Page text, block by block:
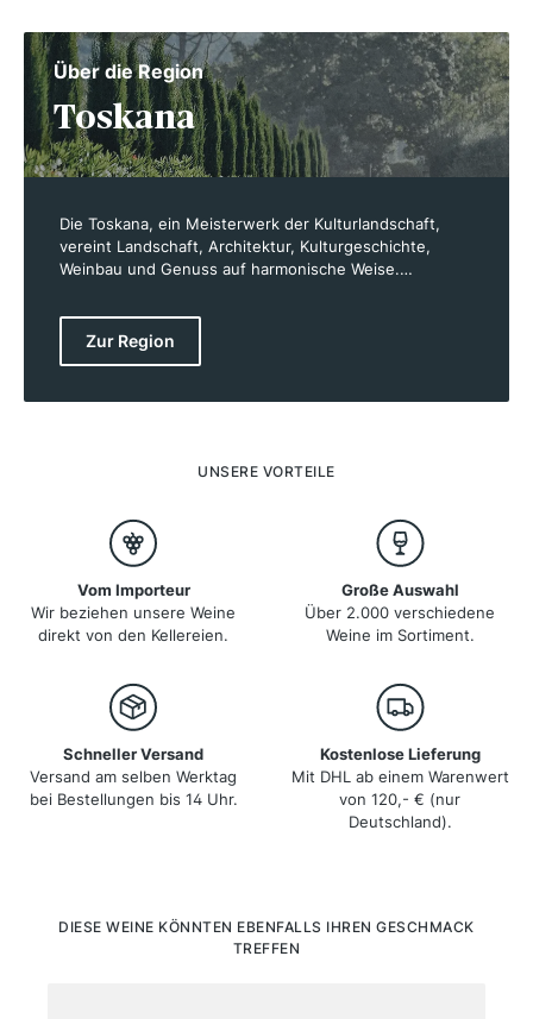
Über die Region
Toskana
Die Toskana, ein Meisterwerk der Kulturlandschaft,
vereint Landschaft, Architektur, Kulturgeschichte,
Weinbau und Genuss auf harmonische Weise.
haben die anmutige Region verewigt. Schon vor den
Römern pflanzten die Etrusker Rebstöcke, und die
Toskana einige der berühmtesten Rotweine Italiens wie
Jahrzehnten neu erfunden und gehört zu den
Zur Region
UNSERE VORTEILE
Vom Importeur
Wir beziehen unsere Weine
direkt von den Kellereien.
Große Auswahl
Über 2.000 verschiedene
Weine im Sortiment.
Schneller Versand
Versand am selben Werktag
bei Bestellungen bis 14 Uhr.
Kostenlose Lieferung
Mit DHL ab einem Warenwert
von 120,- € (nur
Deutschland).
Produktgalerie überspringen
DIESE WEINE KÖNNTEN EBENFALLS IHREN GESCHMACK
TREFFEN